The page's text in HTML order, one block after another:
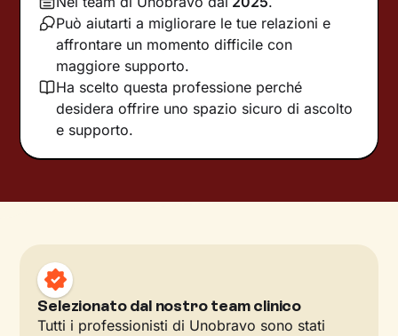
Può aiutarti a migliorare le tue relazioni e
affrontare un momento difficile con
maggiore supporto.
Ha scelto questa professione perché
desidera offrire uno spazio sicuro di ascolto
e supporto.
Selezionato dal nostro team clinico
Tutti i professionisti di Unobravo sono stati